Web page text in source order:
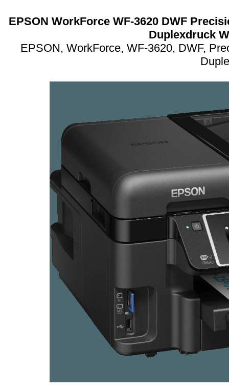
EPSON WorkForce WF-3620 DWF
Duplexdruck
EPSON, WorkForce, WF-3620, DWF,